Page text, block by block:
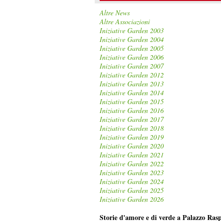
Altre News
Altre Associazioni
Iniziative Garden 2003
Iniziative Garden 2004
Iniziative Garden 2005
Iniziative Garden 2006
Iniziative Garden 2007
Iniziative Garden 2012
Iniziative Garden 2013
Iniziative Garden 2014
Iniziative Garden 2015
Iniziative Garden 2016
Iniziative Garden 2017
Iniziative Garden 2018
Iniziative Garden 2019
Iniziative Garden 2020
Iniziative Garden 2021
Iniziative Garden 2022
Iniziative Garden 2023
Iniziative Garden 2024
Iniziative Garden 2025
Iniziative Garden 2026
Storie d'amore e di verde a Palazzo